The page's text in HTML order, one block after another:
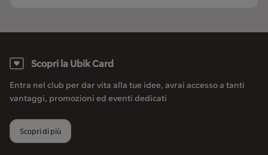
Scopri la Ubik Card
Entra nel club per dar vita alla tue idee, avrai accesso a tanti
vantaggi, promozioni ed eventi dedicati
Scopri di più